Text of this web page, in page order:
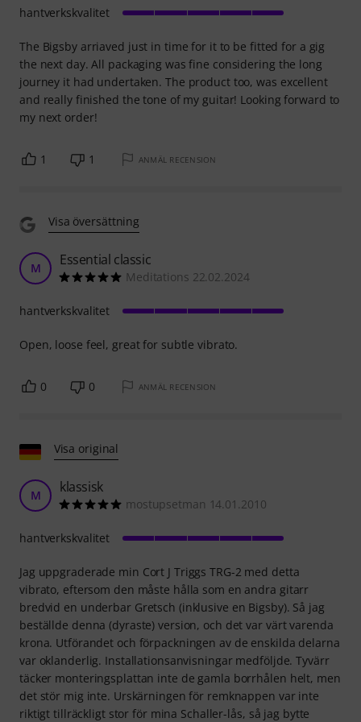
The Bigsby arriaved just in time for it to be fitted for a gig
the next day. All packaging was fine considering the long
journey it had undertaken. The product too, was excellent
and really finished the tone of my guitar! Looking forward to
my next order!
hantverkskvalitet
1 1 ANMÄL RECENSION
Visa översättning
M Essential classic
Meditations 22.02.2024
Open, loose feel, great for subtle vibrato.
hantverkskvalitet
0 0 ANMÄL RECENSION
Visa original
M klassisk
mostupsetman 14.01.2010
Jag uppgraderade min Cort J Triggs TRG-2 med detta
vibrato, eftersom den måste hålla som en andra gitarr
bredvid en underbar Gretsch (inklusive en Bigsby). Så jag
beställde denna (dyraste) version, och det var värt varenda
krona. Utförandet och förpackningen av de enskilda delarna
var oklanderlig. Installationsanvisningar medföljde. Tyvärr
täcker monteringsplattan inte de gamla borrhålen helt, men
det stör mig inte. Urskärningen för remknappen var inte
riktigt tillräckligt stor för mina Schaller-lås, så jag bytte
hantverkskvalitet